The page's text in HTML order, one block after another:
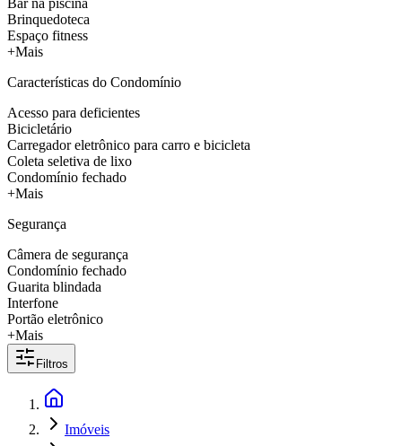
Bar na piscina
Brinquedoteca
Espaço fitness
+Mais
Características do Condomínio
Acesso para deficientes
Bicicletário
Carregador eletrônico para carro e bicicleta
Coleta seletiva de lixo
Condomínio fechado
+Mais
Segurança
Câmera de segurança
Condomínio fechado
Guarita blindada
Interfone
Portão eletrônico
+Mais
Filtros
Imóveis